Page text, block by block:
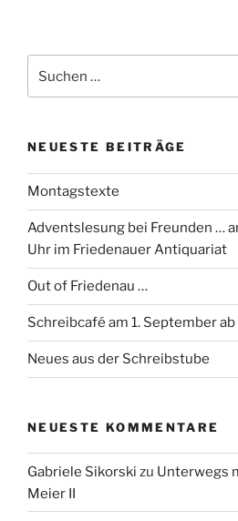
nach:
NEUESTE BEITRÄGE
Montagstexte
Adventslesung bei Freunden …
Uhr im Friedenauer Antiquariat
Out of Friedenau …
Schreibcafé am 1. September
Neues aus der Schreibstube
NEUESTE KOMMENTARE
Gabriele Sikorski zu Unterwegs
Meier II